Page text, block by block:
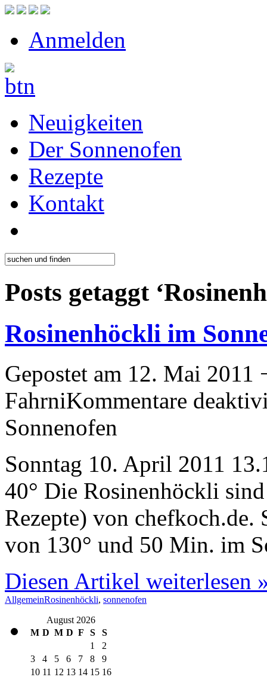
Anmelden
Neuigkeiten
Der Sonnenofen
Rezepte
Kontakt
Posts getaggt
Rosinenhöckli im
Gepostet am 12. Mai 2011
FahrniKommentare
Sonnenofen
Sonntag 10. April 2011
40° Die Rosinenhöckli
Rezepte) von chefkoch.de.
von 130° und 50 Min. im
Diesen Artikel weiterlesen
AllgemeinRosinenhöckli, sonnenofen
August 2026
M D M D F S
S
1
2
3
4 5 6 7 8
9
10 11 12 13 14 15 16